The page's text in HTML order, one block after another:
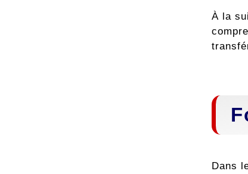
À la
Dans